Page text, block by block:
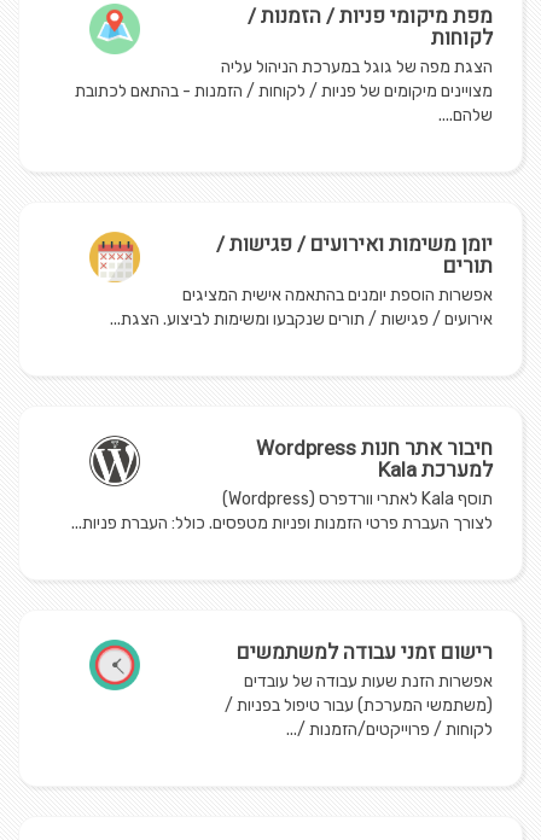
מפת מיקומי פניות / הזמנות /
לקוחות
הצגת מפה של גוגל במערכת הניהול עליה
מצויינים מיקומים של פניות / לקוחות / הזמנות - בהתאם לכתובת
שלהם....
יומן משימות ואירועים / פגישות /
תורים
אפשרות הוספת יומנים בהתאמה אישית המציגים
אירועים / פגישות / תורים שנקבעו ומשימות לביצוע. הצגת...
חיבור אתר חנות Wordpress
למערכת Kala
תוסף Kala לאתרי וורדפרס (Wordpress)
לצורך העברת פרטי הזמנות ופניות מטפסים. כולל: העברת פניות...
רישום זמני עבודה למשתמשים
אפשרות הזנת שעות עבודה של עובדים
(משתמשי המערכת) עבור טיפול בפניות /
לקוחות / פרוייקטים/הזמנות /...